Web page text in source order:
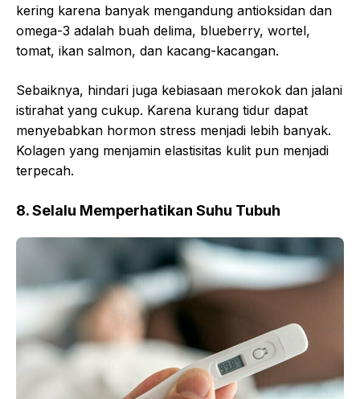
kering karena banyak mengandung antioksidan dan
omega-3 adalah buah delima, blueberry, wortel,
tomat, ikan salmon, dan kacang-kacangan.
Sebaiknya, hindari juga kebiasaan merokok dan jalani
istirahat yang cukup. Karena kurang tidur dapat
menyebabkan hormon stress menjadi lebih banyak.
Kolagen yang menjamin elastisitas kulit pun menjadi
terpecah.
8. Selalu Memperhatikan Suhu Tubuh